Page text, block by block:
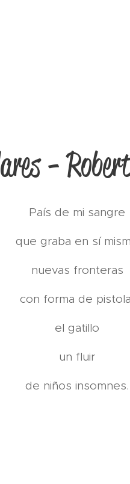
-
País de mi sangre
que graba en sí
nuevas fronteras
con forma de
el gatillo
un fluir
de niños insomnes.